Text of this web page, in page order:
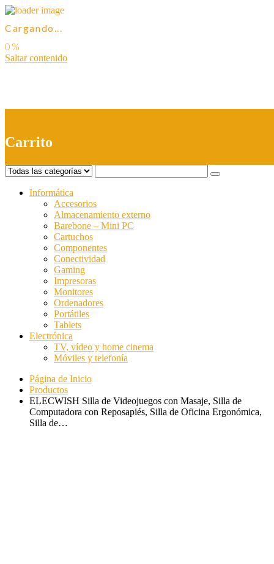
Cargando...
Saltar contenido
Carrito
Informática
Accesorios
Almacenamiento externo
Barebone – Mini PC
Cartuchos
Componentes
Conectividad
Gaming
Impresoras
Monitores
Ordenadores
Portátiles
Tablets
Electrónica
TV, vídeo y home cinema
Móviles y telefonía
Página de Inicio
Productos
ELECWISH Silla de Videojuegos con Masaje, Silla de
Computadora con Reposapiés, Silla de Oficina Ergonómica,
Silla de…